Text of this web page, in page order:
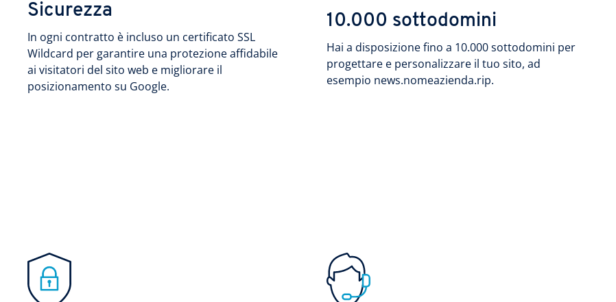
Sicurezza
In ogni contratto è incluso un certificato SSL
Wildcard per garantire una protezione affidabile
ai visitatori del sito web e migliorare il
posizionamento su Google.
10.000 sottodomini
Hai a disposizione fino a 10.000 sottodomini per
progettare e personalizzare il tuo sito, ad
esempio news.nomeazienda.rip.